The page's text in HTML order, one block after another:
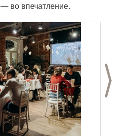
— во впечатление.